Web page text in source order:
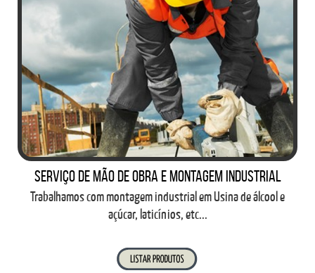
Serviço de mão de obra e montagem industrial
Trabalhamos com montagem industrial em Usina de álcool e
açúcar, laticínios, etc...